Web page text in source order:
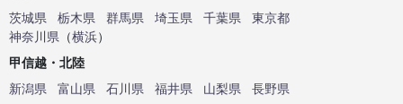
茨城県
栃木県 群馬県 埼玉県 千葉県
東京都
神奈川県 （横浜）
甲信越・北陸
新潟県
富山県 石川県 福井県 山梨県
長野県